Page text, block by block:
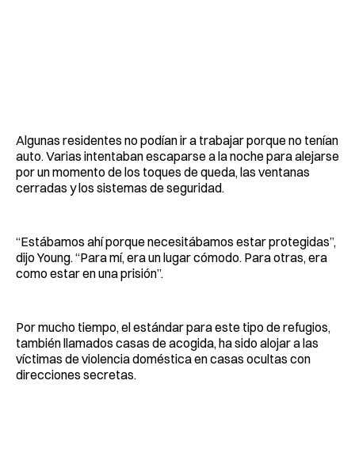
Algunas residentes no podían ir a trabajar porque no tenían
auto. Varias intentaban escaparse a la noche para alejarse
por un momento de los toques de queda, las ventanas
cerradas y los sistemas de seguridad.
“Estábamos ahí porque necesitábamos estar protegidas”,
dijo Young. “Para mí, era un lugar cómodo. Para otras, era
como estar en una prisión”.
Por mucho tiempo, el estándar para este tipo de refugios,
también llamados casas de acogida, ha sido alojar a las
víctimas de violencia doméstica en casas ocultas con
direcciones secretas.